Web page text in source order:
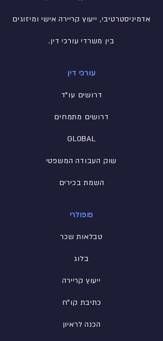
אדמיניסטרטיבי, ייעוץ קריירה אישי ומיזוגים
בין משרדי עורכי דין.
עורכי דין
דרושים עו"ד
דרושים מתמחים
GLOBAL
שוק העבודה המשפטי
השמת בכירים
פופולרי
טבלאות שכר
בלוג
ייעוץ קריירה
כתיבת קו"ח
הכנה לראיון